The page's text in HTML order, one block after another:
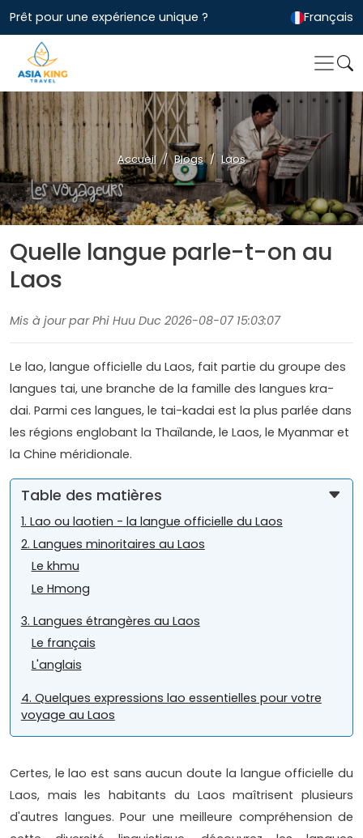
Prêt pour une expérience unique ? Français
Accueil Blogs Laos
Quelle langue parle-t-on au
Laos
Mis à jour par Phi Huu Duc 2026-08-07 15:03:07
Le lao, langue officielle du Laos, fait partie du groupe des
langues tai, une branche de la famille des langues kra-
dai. Parmi ces langues, le tai-kadai est la plus parlée dans
les régions englobant la Thaïlande, le Laos, le Myanmar et
la Chine méridionale.
Table des matières
1. Lao ou laotien - la langue officielle du Laos
2. Langues minoritaires au Laos
Le khmu
Le Hmong
3. Langues étrangères au Laos
Le français
L'anglais
4. Quelques expressions lao essentielles pour votre
voyage au Laos
Certes, le lao est sans aucun doute la langue officielle du
Laos, mais les habitants du Laos maîtrisent plusieurs
d'autres langues. Pour une meilleure compréhension de